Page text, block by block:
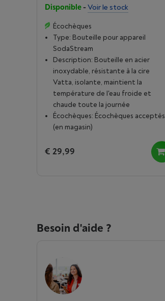
Disponible- Voir le stock
Écochèques
Type: Bouteille pour appareil
SodaStream
Description: Bouteille en acier
inoxydable, résistante à la cire
Vatta, isolante, maintient la
température de l'eau froide et
chaude toute la journée
Écochèques: Écochèques acceptés
(en magasin)
€ 29,99
Besoin d'aide ?